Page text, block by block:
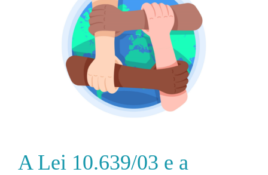
A Lei 10.639/03 e a